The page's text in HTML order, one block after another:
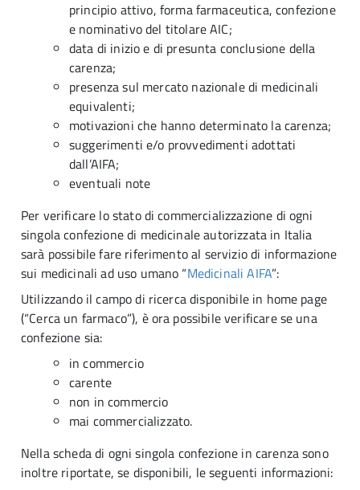
principio attivo, forma farmaceutica, confezione
e nominativo del titolare AIC;
data di inizio e di presunta conclusione della
carenza;
presenza sul mercato nazionale di medicinali
equivalenti;
motivazioni che hanno determinato la carenza;
suggerimenti e/o provvedimenti adottati
dall’AIFA;
eventuali note
Per verificare lo stato di commercializzazione di ogni
singola confezione di medicinale autorizzata in Italia
sarà possibile fare riferimento al servizio di informazione
sui medicinali ad uso umano “Medicinali AIFA”:
Utilizzando il campo di ricerca disponibile in home page
(“Cerca un farmaco”), è ora possibile verificare se una
confezione sia:
in commercio
carente
non in commercio
mai commercializzato.
Nella scheda di ogni singola confezione in carenza sono
inoltre riportate, se disponibili, le seguenti informazioni: